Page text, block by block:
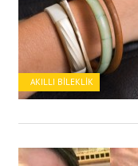
AKILLI BILEKLIK